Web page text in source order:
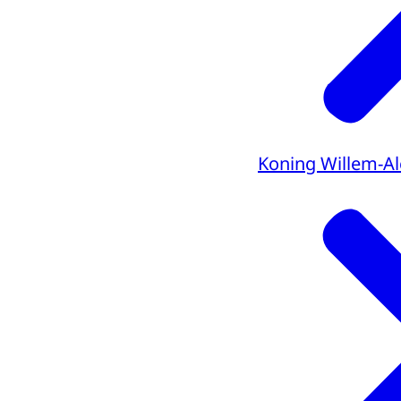
Koning Willem-